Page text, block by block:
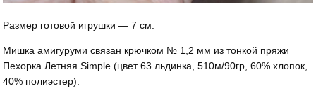
Размер готовой игрушки — 7 см.
Мишка амигуруми связан крючком № 1,2 мм из тонкой пряжи
Пехорка Летняя Simple (цвет 63 льдинка, 510м/90гр, 60% хлопок,
40% полиэстер).